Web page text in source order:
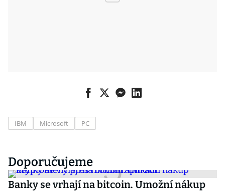
IBM Microsoft PC
Doporučujeme
Banky se vrhají na bitcoin. Umožní nákup